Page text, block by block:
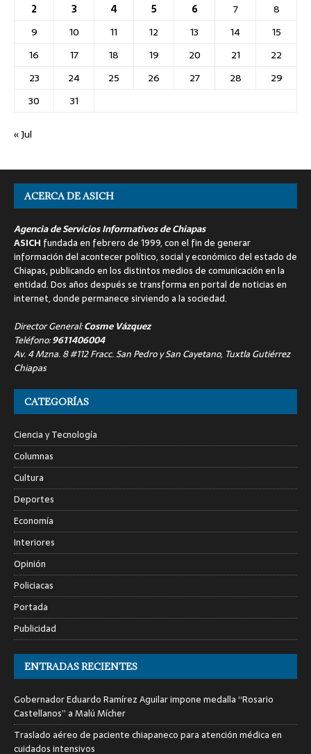
2
3 4 5 6 7
8
9
10 11 12 13 14
15
16
17 18 19 20 21
22
23
24 25 26 27 28
29
30
31
« Jul
ACERCA DE ASICH
Agencia de Servicios Informativos de Chiapas
ASICH fundada en febrero de 1999, con el fin de generar
información del acontecer político, social y económico del estado de
Chiapas, publicando en los distintos medios de comunicación en la
entidad. Dos años después se transforma en portal de noticias en
internet, donde permanece sirviendo a la sociedad.
Director General:Cosme Vázquez
Teléfono:9611406004
Av. 4 Mzna. 8 #112 Fracc. San Pedro y San Cayetano, Tuxtla Gutiérrez
Chiapas
CATEGORÍAS
Ciencia y Tecnología
Columnas
Cultura
Deportes
Economía
Interiores
Opinión
Policiacas
Portada
Publicidad
ENTRADAS RECIENTES
Gobernador Eduardo Ramírez Aguilar impone medalla “Rosario
Castellanos” a Malú Mícher
Traslado aéreo de paciente chiapaneco para atención médica en
cuidados intensivos